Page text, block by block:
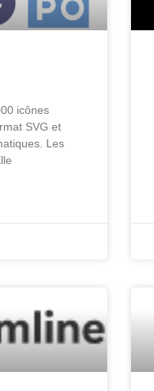
icônes
SVG et
Les